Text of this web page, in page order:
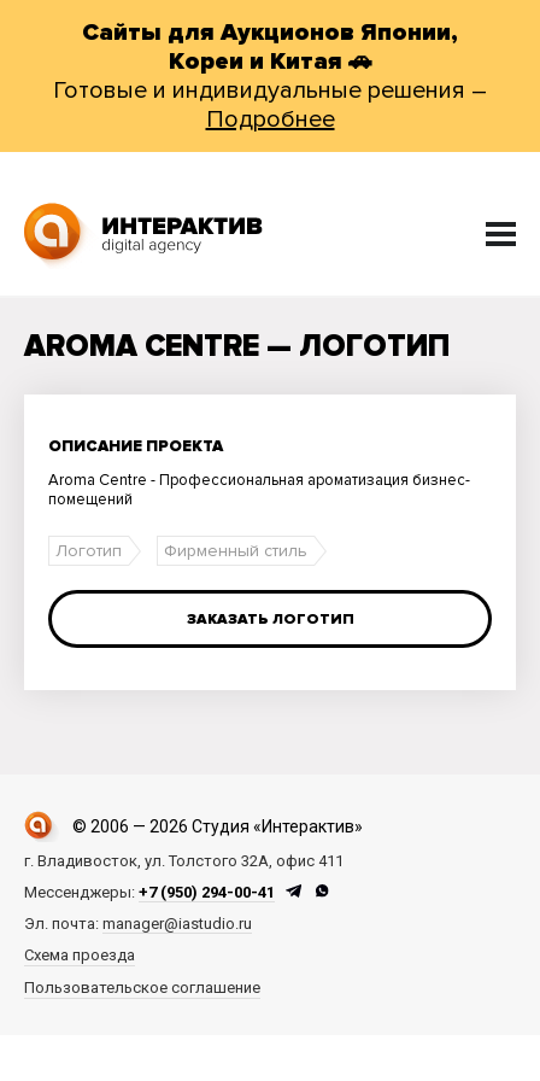
Сайты для Аукционов Японии,
Кореи и Китая 🚗
Готовые и индивидуальные решения –
Подробнее
AROMA CENTRE — ЛОГОТИП
ОПИСАНИЕ ПРОЕКТА
Aroma Centre - Профессиональная ароматизация бизнес-
помещений
Логотип Фирменный стиль
ЗАКАЗАТЬ ЛОГОТИП
© 2006 — 2026 Студия «Интерактив»
г. Владивосток, ул. Толстого 32А, офис 411
Мессенджеры: +7 (950) 294-00-41
Эл. почта: manager@iastudio.ru
Схема проезда
Пользовательское соглашение